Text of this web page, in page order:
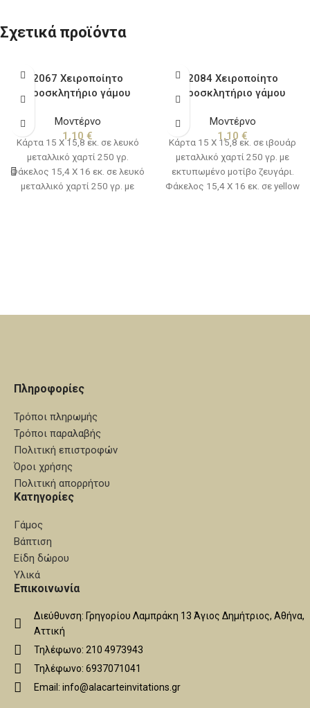
Σχετικά προϊόντα
2067 Χειροποίητο
προσκλητήριο γάμου
Μοντέρνο
1,10 €
Κάρτα 15 Χ 15,8 εκ. σε λευκό
μεταλλικό χαρτί 250 γρ.
Φάκελος 15,4 Χ 16 εκ. σε λευκό
μεταλλικό χαρτί 250 γρ. με
2084 Χειροποίητο
προσκλητήριο γάμου
Μοντέρνο
1,10 €
Κάρτα 15 Χ 15,8 εκ. σε ιβουάρ
μεταλλικό χαρτί 250 γρ. με
εκτυπωμένο μοτίβο ζευγάρι.
Φάκελος 15,4 Χ 16 εκ. σε yellow
Πληροφορίες
Τρόποι πληρωμής
Τρόποι παραλαβής
Πολιτική επιστροφών
Όροι χρήσης
Πολιτική απορρήτου
Κατηγορίες
Γάμος
Βάπτιση
Είδη δώρου
Υλικά
Επικοινωνία
Διεύθυνση: Γρηγορίου Λαμπράκη 13 Άγιος Δημήτριος, Αθήνα,
Αττική
Τηλέφωνο: 210 4973943
Τηλέφωνο: 6937071041
Email: info@alacarteinvitations.gr